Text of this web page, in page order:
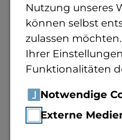
Home
Nutzung unseres
können selbst
zulassen
Ihrer
Funktionalitäten
Notwendige
Externe